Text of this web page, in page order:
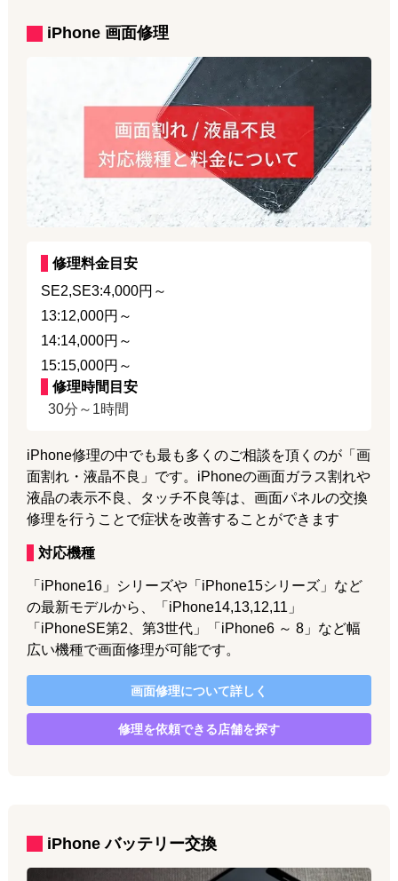
iPhone 画面修理
修理料金目安
SE2,SE3:4,000円～
13:12,000円～
14:14,000円～
15:15,000円～
修理時間目安
30分～1時間
iPhone修理の中でも最も多くのご相談を頂くのが「画
面割れ・液晶不良」です。iPhoneの画面ガラス割れや
液晶の表示不良、タッチ不良等は、画面パネルの交換
修理を行うことで症状を改善することができます
対応機種
「iPhone16」シリーズや「iPhone15シリーズ」など
の最新モデルから、「iPhone14,13,12,11」
「iPhoneSE第2、第3世代」「iPhone6 ～ 8」など幅
広い機種で画面修理が可能です。
画面修理について詳しく
修理を依頼できる店舗を探す
iPhone バッテリー交換